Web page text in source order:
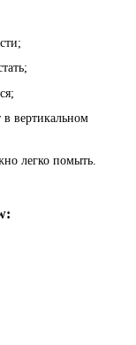
вертикальном
легко помыть.